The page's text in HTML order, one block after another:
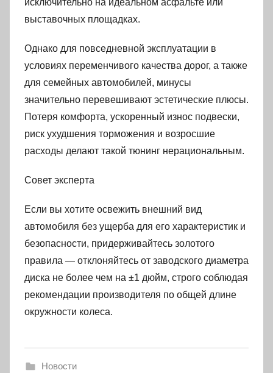
исключительно на идеальном асфальте или
выставочных площадках.
Однако для повседневной эксплуатации в
условиях переменчивого качества дорог, а также
для семейных автомобилей, минусы
значительно перевешивают эстетические плюсы.
Потеря комфорта, ускоренный износ подвески,
риск ухудшения торможения и возросшие
расходы делают такой тюнинг нерациональным.
Совет эксперта
Если вы хотите освежить внешний вид
автомобиля без ущерба для его характеристик и
безопасности, придерживайтесь золотого
правила — отклоняйтесь от заводского диаметра
диска не более чем на ±1 дюйм, строго соблюдая
рекомендации производителя по общей длине
окружности колеса.
Новости